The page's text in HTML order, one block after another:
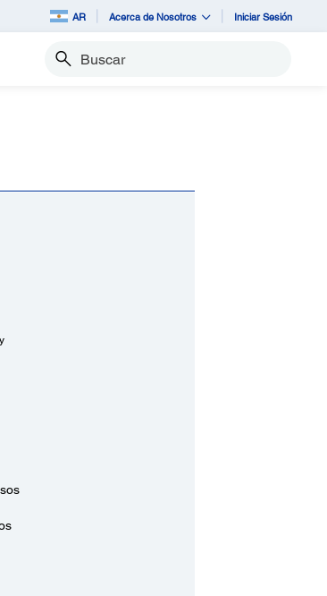
AR Acerca de Nosotros Iniciar Sesión
Buscar